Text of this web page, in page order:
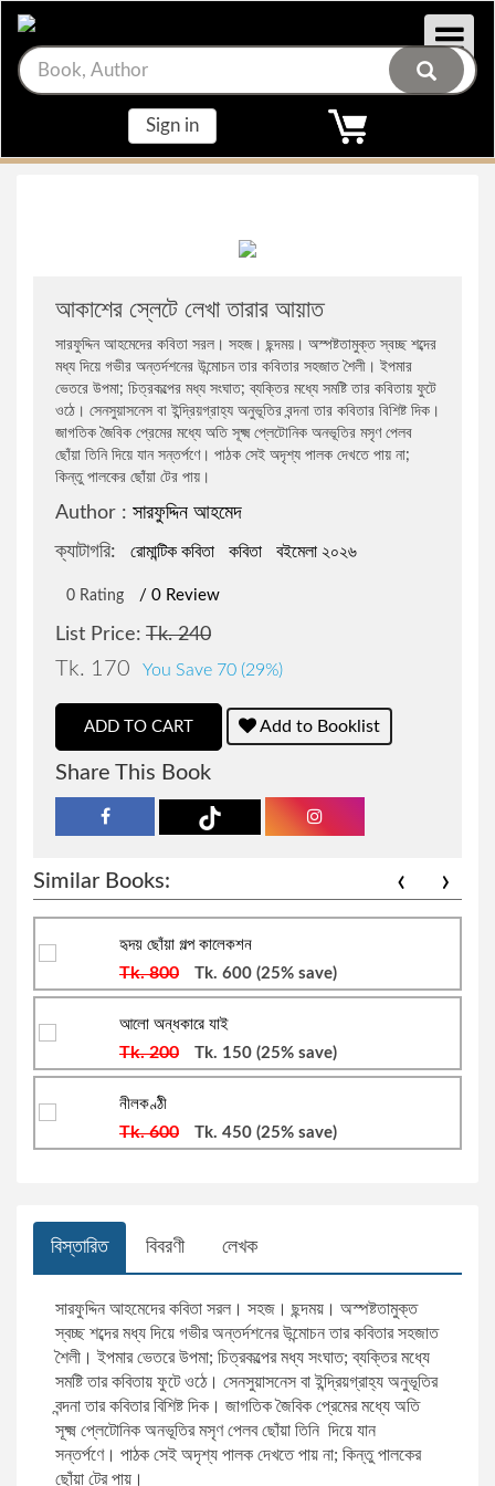
Sign in
Main Menu
লেখক
তুন ডা. মহাথির মোহাম্মদ
গুন্ডুন ক্র্যাঁমার
ভি. এস. নাইপল
জওহরলাল নেহেরু
বিভূতিভূষণ বন্দ্যোপাধ্যায়
জোনাথন এল.লী
সারফুদ্দিন আহমেদ
ডানকান ক্লার্ক
হাবীবুল্লাহ সিরাজী
ইলমা বেহরোজ
মাহবুবা চৌধুরী
সাদাত হোসাইন
Main Menu
বিষয়
সমকালীন উপন্যাস
রহস্য উপন্যাস
রোমান্টিক উপন্যাস
রাজনীতি বিষয়ক প্রবন্ধ
প্রফেশনাল ও ক্যারিয়ার উন্নয়ন
আত্ন-উন্নয়ন ও মোটিভেশন
ফ্রিল্যান্সিং ও আউটসোর্সিং
ডায়েরি ও চিঠিপত্র সংকলন
বিক্রয় ও বিপণন
সায়েন্স ফিকশন
আত্ম-উন্নয়ন ও মেডিটেশন
ব্যবসা-বানিজ্য ও অর্থনীতি বিষয়ক
অনুবাদ: আত্ম-উন্নয়ন ও মেডিটেশন
আত্ম-উন্নয়ন, মোটিভেশনাল ও মেডিটেশন
আকাশের স্লেটে লেখা তারার আয়াত
সারফুদ্দিন আহমেদের কবিতা সরল। সহজ। ছন্দময়। অস্পষ্টতামুক্ত স্বচ্ছ শব্দের
মধ্য দিয়ে গভীর অন্তর্দশনের উন্মোচন তার কবিতার সহজাত শৈলী। ইপমার
ভেতরে উপমা; চিত্রকল্পের মধ্য সংঘাত; ব্যক্তির মধ্যে সমষ্টি তার কবিতায় ফুটে
ওঠে। সেনসুয়াসনেস বা ইন্দ্রিয়গ্রাহ্য অনুভূতির বন্দনা তার কবিতার বিশিষ্ট দিক।
জাগতিক জৈবিক প্রেমের মধ্যে অতি সূক্ষ্ম প্লেটোনিক অনভূতির মসৃণ পেলব
ছোঁয়া তিনি দিয়ে যান সন্তর্পণে। পাঠক সেই অদৃশ্য পালক দেখতে পায় না;
কিন্তু পালকের ছোঁয়া টের পায়।
Author : সারফুদ্দিন আহমেদ
ক্যাটাগরি:
রোমান্টিক কবিতা কবিতা বইমেলা ২০২৬
0 Rating / 0 Review
List Price: Tk. 240
Tk. 170 You Save 70 (29%)
ADD TO CART Add to Booklist
Share This Book
Similar Books:
হৃদয় ছোঁয়া গল্প কালেকশন
Tk. 800 Tk. 600 (25% save)
আলো অন্ধকারে যাই
Tk. 200 Tk. 150 (25% save)
নীলকণ্ঠী
Tk. 600 Tk. 450 (25% save)
‹ ›
বিস্তারিত বিবরণী লেখক
সারফুদ্দিন আহমেদের কবিতা সরল। সহজ। ছন্দময়। অস্পষ্টতামুক্ত
স্বচ্ছ শব্দের মধ্য দিয়ে গভীর অন্তর্দশনের উন্মোচন তার কবিতার সহজাত
শৈলী। ইপমার ভেতরে উপমা; চিত্রকল্পের মধ্য সংঘাত; ব্যক্তির মধ্যে
সমষ্টি তার কবিতায় ফুটে ওঠে। সেনসুয়াসনেস বা ইন্দ্রিয়গ্রাহ্য অনুভূতির
বন্দনা তার কবিতার বিশিষ্ট দিক। জাগতিক জৈবিক প্রেমের মধ্যে অতি
সূক্ষ্ম প্লেটোনিক অনভূতির মসৃণ পেলব ছোঁয়া তিনি দিয়ে যান
সন্তর্পণে। পাঠক সেই অদৃশ্য পালক দেখতে পায় না; কিন্তু পালকের
ছোঁয়া টের পায়।